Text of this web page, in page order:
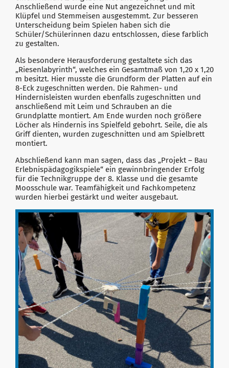
Anschließend wurde eine Nut angezeichnet und mit
Klüpfel und Stemmeisen ausgestemmt. Zur besseren
Unterscheidung beim Spielen haben sich die
Schüler/Schülerinnen dazu entschlossen, diese farblich
zu gestalten.
Als besondere Herausforderung gestaltete sich das
„Riesenlabyrinth“, welches ein Gesamtmaß von 1,20 x 1,20
m besitzt. Hier musste die Grundform der Platten auf ein
8-Eck zugeschnitten werden. Die Rahmen- und
Hindernisleisten wurden ebenfalls zugeschnitten und
anschließend mit Leim und Schrauben an die
Grundplatte montiert. Am Ende wurden noch größere
Löcher als Hindernis ins Spielfeld gebohrt. Seile, die als
Griff dienten, wurden zugeschnitten und am Spielbrett
montiert.
Abschließend kann man sagen, dass das „Projekt – Bau
Erlebnispädagogikspiele“ ein gewinnbringender Erfolg
für die Technikgruppe der 8. Klasse und die gesamte
Moosschule war. Teamfähigkeit und Fachkompetenz
wurden hierbei gestärkt und weiter ausgebaut.